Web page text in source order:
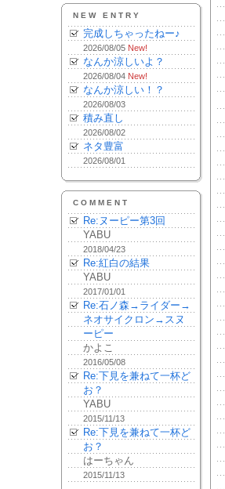
NEW ENTRY
完成しちゃったねー♪
2026/08/05 New!
なんか涼しいよ？
2026/08/04 New!
なんか涼しい！？
2026/08/03
積み直し
2026/08/02
ネタ豊富
2026/08/01
COMMENT
Re:ヌーピー第3回
YABU
2018/04/23
Re:紅白の結果
YABU
2017/01/01
Re:石ノ森→ライダー→
ネオサイクロン→スヌ
ーピー
かよこ
2016/05/08
Re:下見を兼ねて一杯ど
お？
YABU
2015/11/13
Re:下見を兼ねて一杯ど
お？
はーちゃん
2015/11/13